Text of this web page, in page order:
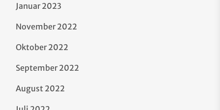
Januar 2023
November 2022
Oktober 2022
September 2022
August 2022